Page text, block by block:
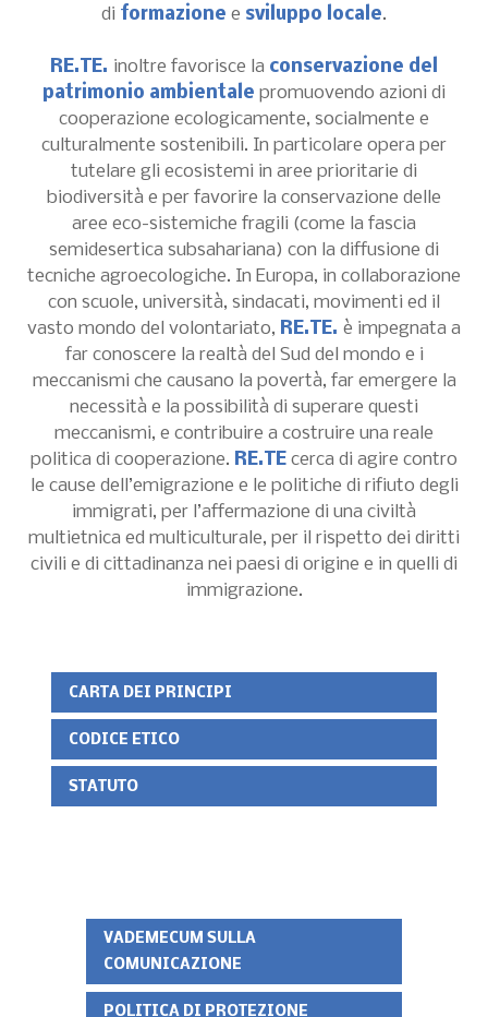
di formazione e sviluppo locale.
RE.TE. inoltre favorisce la conservazione del
patrimonio ambientale promuovendo azioni di
cooperazione ecologicamente, socialmente e
culturalmente sostenibili. In particolare opera per
tutelare gli ecosistemi in aree prioritarie di
biodiversità e per favorire la conservazione delle
aree eco-sistemiche fragili (come la fascia
semidesertica subsahariana) con la diffusione di
tecniche agroecologiche. In Europa, in collaborazione
con scuole, università, sindacati, movimenti ed il
vasto mondo del volontariato, RE.TE. è impegnata a
far conoscere la realtà del Sud del mondo e i
meccanismi che causano la povertà, far emergere la
necessità e la possibilità di superare questi
meccanismi, e contribuire a costruire una reale
politica di cooperazione. RE.TE cerca di agire contro
le cause dell’emigrazione e le politiche di rifiuto degli
immigrati, per l’affermazione di una civiltà
multietnica ed multiculturale, per il rispetto dei diritti
civili e di cittadinanza nei paesi di origine e in quelli di
immigrazione.
CARTA DEI PRINCIPI
CODICE ETICO
STATUTO
VADEMECUM SULLA
COMUNICAZIONE
POLITICA DI PROTEZIONE